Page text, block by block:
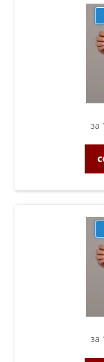
за
за